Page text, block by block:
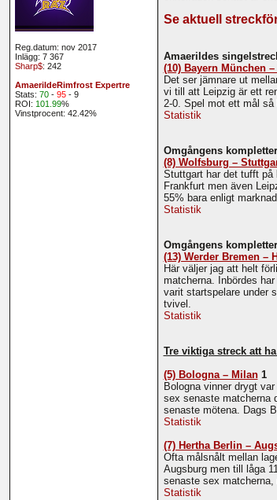
Reg.datum: nov 2017
Inlägg: 7 367
Sharp$: 242
AmaerildeRimfrost Expertre
Stats: 70- 95- 9
ROI: 101.99%
Vinstprocent: 42.42%
Se aktuell
Amaerildes
(10) Bayern München
Det ser jämnare ut
vi till att Leipzig är ett
2-0. Spel mot ett mål så
Statistik
Omgångens
(8) Wolfsburg –
Stuttgart har det tufft på
Frankfurt men även
55% bara enligt
Statistik
Omgångens
(13) Werder Bremen –
Här väljer jag att helt
matcherna. Inbördes
varit startspelare under
tvivel.
Statistik
Tre viktiga streck att
(5) Bologna – Milan 1
Bologna vinner drygt
sex senaste matcherna
senaste mötena. Dags
Statistik
(7) Hertha Berlin –
Ofta målsnålt mellan
Augsburg men till låga
senaste sex
Statistik